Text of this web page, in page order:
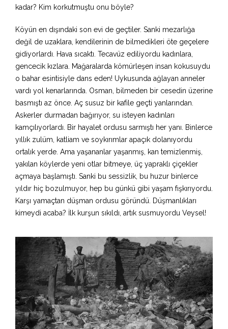
kadar? Kim korkutmuştu onu böyle?
Köyün en dışındaki son evi de geçtiler. Sanki mezarlığa
değil de uzaklara, kendilerinin de bilmedikleri öte geçelere
gidiyorlardı. Hava sıcaktı. Tecavüz ediliyordu kadınlara,
gencecik kızlara. Mağaralarda kömürleşen insan kokusuydu
o bahar esintisiyle dans eden! Uykusunda ağlayan anneler
vardı yol kenarlarında. Osman, bilmeden bir cesedin üzerine
basmıştı az önce. Aç susuz bir kafile geçti yanlarından.
Askerler durmadan bağırıyor, su isteyen kadınları
kamçılıyorlardı. Bir hayalet ordusu sarmıştı her yanı. Binlerce
yıllık zulüm, katliam ve soykırımlar apaçık dolanıyordu
ortalık yerde. Ama yaşananlar yaşanmış, kan temizlenmiş,
yakılan köylerde yeni otlar bitmeye, üç yapraklı çiçekler
açmaya başlamıştı. Sanki bu sessizlik, bu huzur binlerce
yıldır hiç bozulmuyor, hep bu günkü gibi yaşam fışkırıyordu.
Karşı yamaçtan düşman ordusu göründü. Düşmanlıkları
kimeydi acaba? İlk kurşun sıkıldı, artık susmuyordu Veysel!